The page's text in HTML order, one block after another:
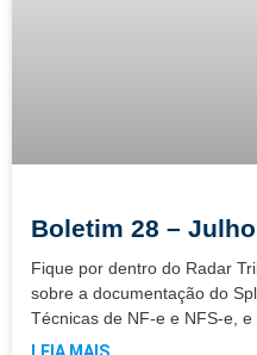
Boletim 28 –
Fique por dentro do Radar
sobre a documentação do
Técnicas de NF-e e NFS-e,